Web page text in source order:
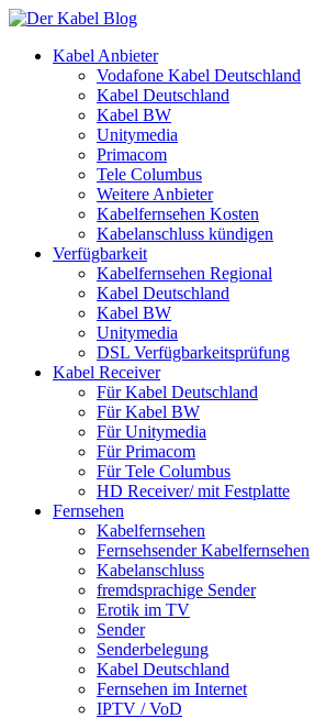
Kabel Anbieter
Vodafone Kabel Deutschland
Kabel Deutschland
Kabel BW
Unitymedia
Primacom
Tele Columbus
Weitere Anbieter
Kabelfernsehen Kosten
Kabelanschluss kündigen
Verfügbarkeit
Kabelfernsehen Regional
Kabel Deutschland
Kabel BW
Unitymedia
DSL Verfügbarkeitsprüfung
Kabel Receiver
Für Kabel Deutschland
Für Kabel BW
Für Unitymedia
Für Primacom
Für Tele Columbus
HD Receiver/ mit Festplatte
Fernsehen
Kabelfernsehen
Fernsehsender Kabelfernsehen
Kabelanschluss
fremdsprachige Sender
Erotik im TV
Sender
Senderbelegung
Kabel Deutschland
Fernsehen im Internet
IPTV / VoD